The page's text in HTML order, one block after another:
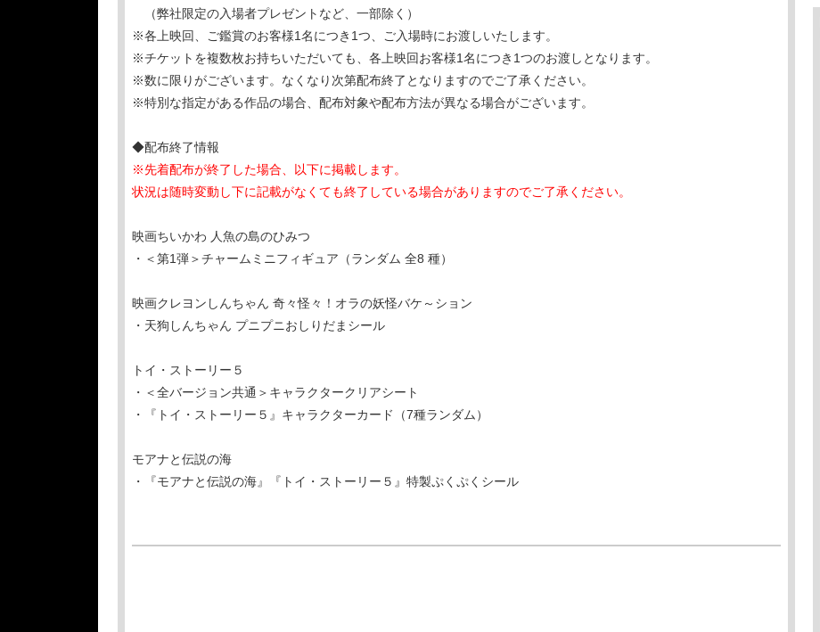
（弊社限定の入場者プレゼントなど、一部除く）
※各上映回、ご鑑賞のお客様1名につき1つ、ご入場時にお渡しいたします。
※チケットを複数枚お持ちいただいても、各上映回お客様1名につき1つのお渡しとなります。
※数に限りがございます。なくなり次第配布終了となりますのでご了承ください。
※特別な指定がある作品の場合、配布対象や配布方法が異なる場合がございます。
◆配布終了情報
※先着配布が終了した場合、以下に掲載します。
状況は随時変動し下に記載がなくても終了している場合がありますのでご了承ください。
映画ちいかわ 人魚の島のひみつ
・＜第1弾＞チャームミニフィギュア（ランダム 全8 種）
映画クレヨンしんちゃん 奇々怪々！オラの妖怪バケ～ション
・天狗しんちゃん プニプニおしりだまシール
トイ・ストーリー５
・＜全バージョン共通＞キャラクタークリアシート
・『トイ・ストーリー５』キャラクターカード（7種ランダム）
モアナと伝説の海
・『モアナと伝説の海』『トイ・ストーリー５』特製ぷくぷくシール